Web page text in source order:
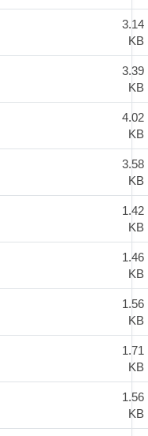
3.14
KB
3.39
KB
4.02
KB
3.58
KB
1.42
KB
1.46
KB
1.56
KB
1.71
KB
1.56
KB